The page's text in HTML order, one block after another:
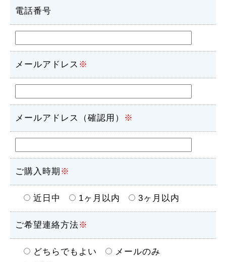
電話番号
メールアドレス ※
メールアドレス（確認用） ※
ご購入時期 ※
近日中 1ヶ月以内 3ヶ月以内
ご希望連絡方法※
どちらでもよい
メールのみ